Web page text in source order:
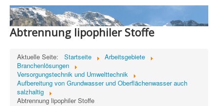
Startseite (Übersicht)
Arbeitsgebiete
Technologien
Information
Produkte & Services
Abtrennung lipophiler Stoffe
Aktuelle Seite: Startseite
Arbeitsgebiete
Branchenlösungen
Versorgungstechnik und Umwelttechnik
Aufbereitung von Grundwasser und Oberflächenwasser auch
salzhaltig
Abtrennung lipophiler Stoffe